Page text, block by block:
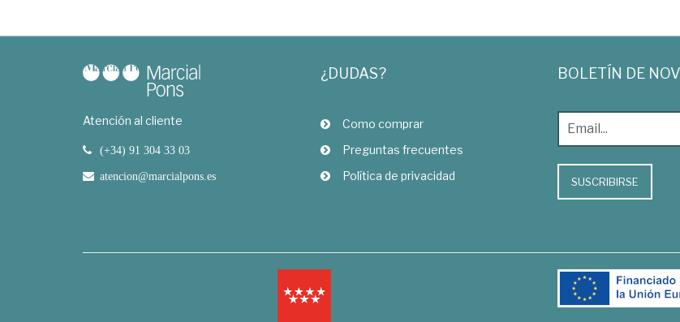
Atención al cliente
(+34) 91 304 33 03
atencion@marcialpons.es
¿DUDAS?
Como comprar
Preguntas frecuentes
Política de privacidad
BOLETÍN DE
SUSCRIBIRSE